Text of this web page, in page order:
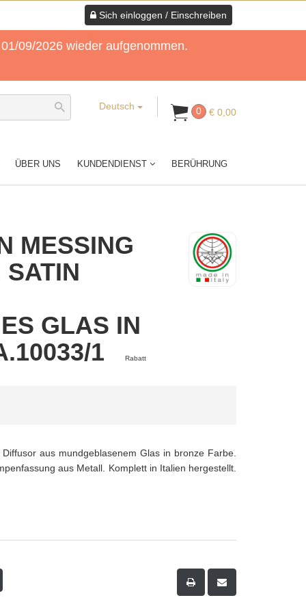
Sich einloggen / Einschreiben
09/2026 wieder aufgenommen.
0 € 0,00
Deutsch
ÜBER UNS KUNDENDIENST BERÜHRUNG
MESSING
SATIN
GLAS IN
1
Rabatt
aus mundgeblasenem Glas in bronze Farbe.
aus Metall. Komplett in Italien hergestellt.